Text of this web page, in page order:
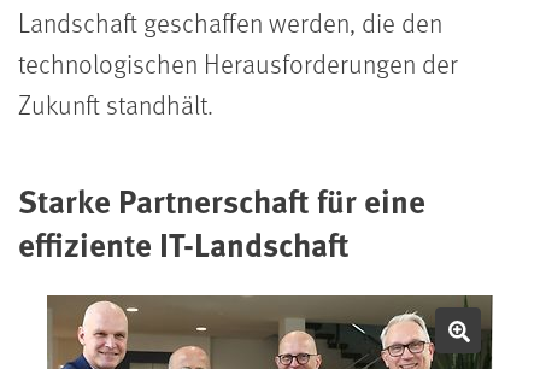
Landschaft geschaffen werden, die den
technologischen Herausforderungen der
Zukunft standhält.
Starke Partnerschaft für eine
effiziente IT-Landschaft
Bild